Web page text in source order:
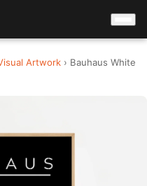
Artwork › Bauhaus White